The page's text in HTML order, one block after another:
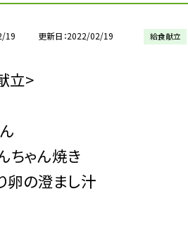
19 更新日 2022/02/19 給食献立
立>
ちゃん焼き
卵の澄まし汁